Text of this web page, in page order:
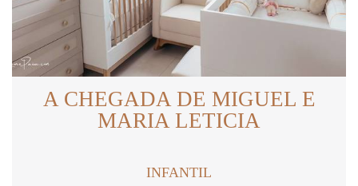
A CHEGADA DE MIGUEL E
MARIA LETICIA
INFANTIL